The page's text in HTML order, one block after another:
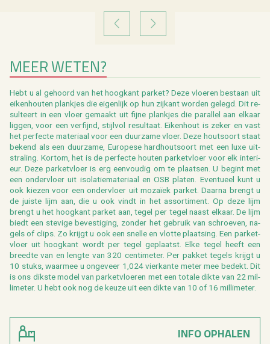
VORIGE VOLGENDE
MEER WETEN?
Hebt u al ge­hoord van het hoog­kant par­ket? Deze vloe­ren be­staan uit
ei­ken­hou­ten plank­jes die ei­gen­lijk op hun zij­kant wor­den ge­legd. Dit re­
sul­teert in een vloer ge­maakt uit fijne plank­jes die pa­ral­lel aan el­kaar
lig­gen, voor een ver­fijnd, stijl­vol re­sul­taat. Ei­ken­hout is zeker en vast
het per­fec­te ma­te­ri­aal voor een duur­za­me vloer. Deze hout­soort staat
be­kend als een duur­za­me, Eu­ro­pe­se hard­hout­soort met een luxe uit­
stra­ling. Kort­om, het is de per­fec­te hou­ten par­ket­vloer voor elk in­te­ri­
eur. Deze par­ket­vloer is erg een­vou­dig om te plaat­sen. U be­gint met
een on­der­vloer uit iso­la­tie­ma­te­ri­aal en OSB pla­ten. Even­tu­eel kunt u
ook kie­zen voor een on­der­vloer uit mozaïek par­ket. Daar­na brengt u
de juis­te lijm aan, die u ook vindt in het as­sor­ti­ment. Op deze lijm
brengt u het hoog­kant par­ket aan, tegel per tegel naast el­kaar. De lijm
biedt een ste­vi­ge be­ves­ti­ging, zon­der het ge­bruik van schroe­ven, na­
gels of clips. Zo krijgt u ook een snel­le en vlot­te plaat­sing. Een par­ket­
vloer uit hoog­kant wordt per tegel ge­plaatst. Elke tegel heeft een
breed­te van en leng­te van 320 cen­ti­me­ter. Per pak­ket te­gels krijgt u
10 stuks, waar­mee u on­ge­veer 1,024 vier­kan­te meter mee be­dekt. Dit
is ons dik­s­te model van par­ket­vloe­ren met een to­ta­le dikte van 22 mil­
li­me­ter. U hebt ook nog de keuze uit een dikte van 10 of 16 mil­li­me­ter.
INFO OPHALEN